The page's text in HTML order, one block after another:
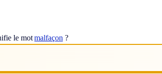
le motmalfaçon ?